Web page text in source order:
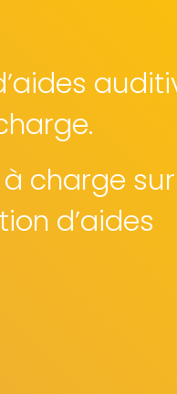
charge sur
d’aides